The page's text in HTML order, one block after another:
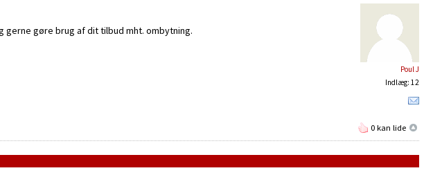
Poul J
Indlæg: 12
gøre brug af dit tilbud mht. ombytning.
0 kan lide